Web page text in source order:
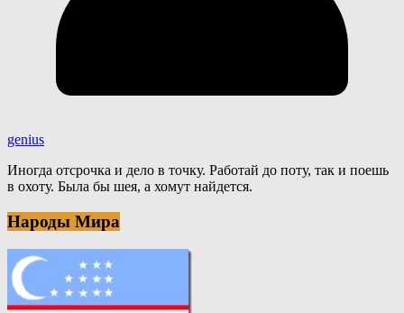
genius
Иногда отсрочка и дело в точку. Работай до поту, так и поешь
в охоту. Была бы шея, а хомут найдется.
Народы Мира